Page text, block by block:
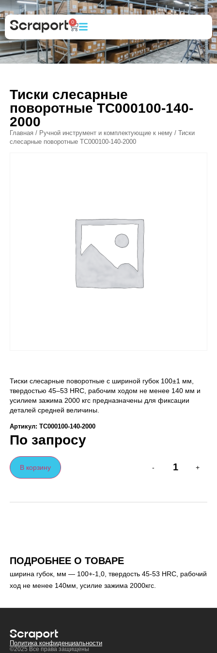
0
Тиски слесарные
поворотные ТС000100-140-
2000
Главная / Ручной инструмент и комплектующие к нему / Тиски
слесарные поворотные ТС000100-140-2000
Тиски слесарные поворотные с шириной губок 100±1 мм,
твердостью 45–53 HRC, рабочим ходом не менее 140 мм и
усилием зажима 2000 кгс предназначены для фиксации
деталей средней величины.
Артикул: ТС000100-140-2000
По запросу
- +
В корзину
ПОДРОБНЕЕ О ТОВАРЕ
ширина губок, мм — 100+-1,0, твердость 45-53 HRC, рабочий
ход не менее 140мм, усилие зажима 2000кгс.
Политика конфиденциальности
©2025 Все права защищены